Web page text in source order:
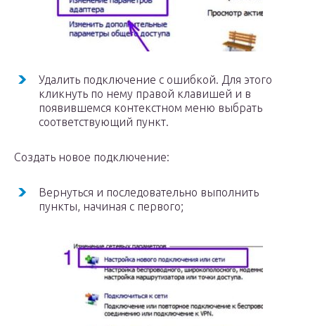
Удалить подключение с ошибкой. Для этого
кликнуть по нему правой клавишей и в
появившемся контекстном меню выбрать
соответствующий пункт.
Создать новое подключение:
Вернуться и последовательно выполнить
пункты, начиная с первого;